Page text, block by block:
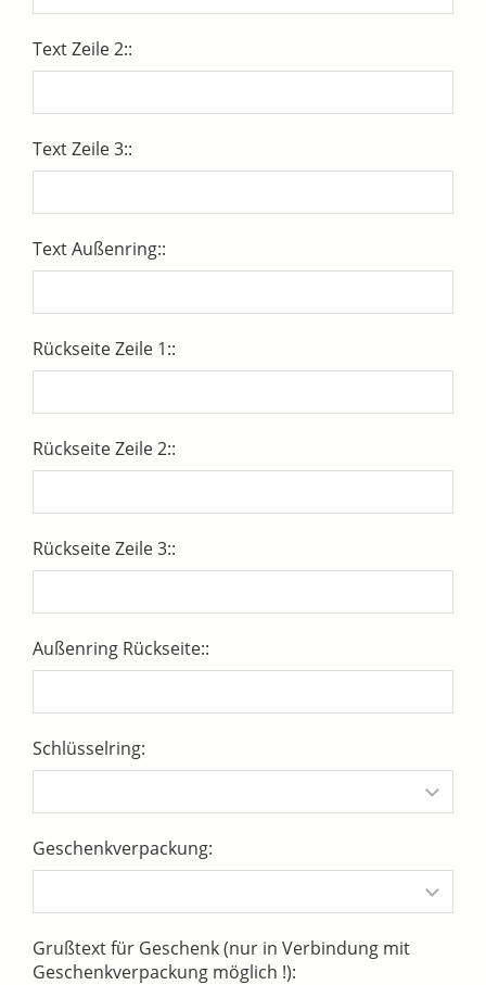
Text Zeile 2::
Text Zeile 3::
Text Außenring::
Rückseite Zeile 1::
Rückseite Zeile 2::
Rückseite Zeile 3::
Außenring Rückseite::
Schlüsselring:
Geschenkverpackung:
Grußtext für Geschenk (nur in Verbindung mit
Geschenkverpackung möglich !):